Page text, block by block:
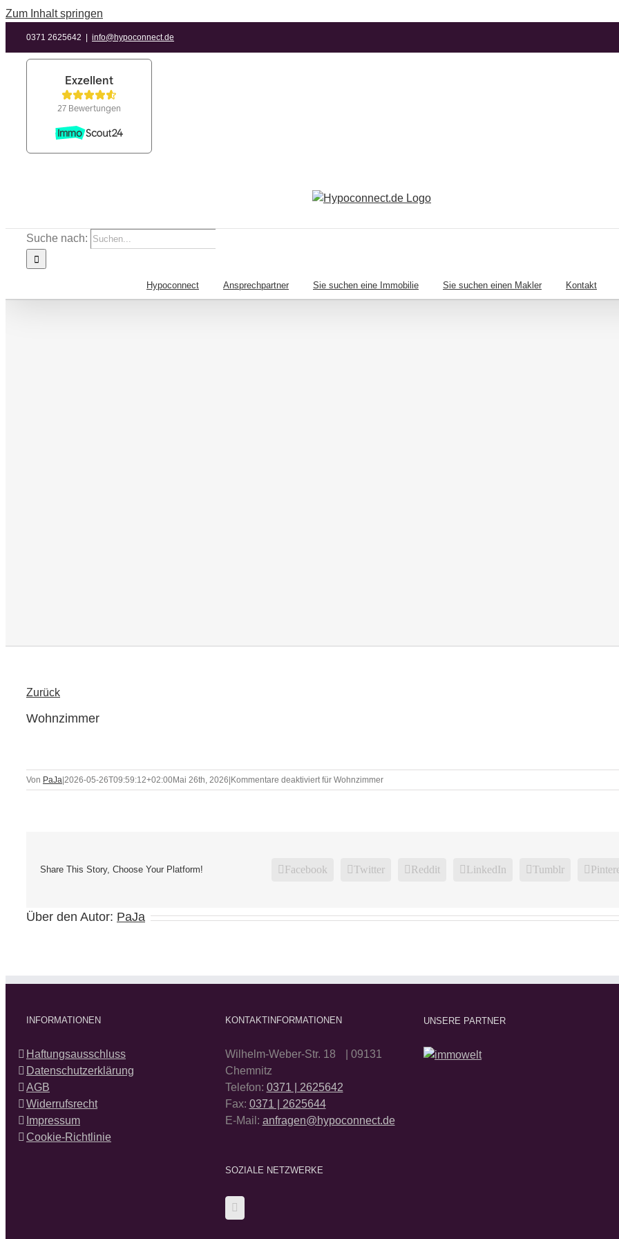
Zum Inhalt springen
0371 2625642 info@hypoconnect.de
Suche nach:
Hypoconnect Ansprechpartner Sie suchen eine Immobilie Sie suchen einen Makler Kontakt
Zurück
Wohnzimmer
Von PaJa 2026-05-26T09:59:12+02:00Mai 26th, 2026 Kommentare deaktiviertfür Wohnzimmer
Share This Story, Choose Your Platform! Facebook Twitter Reddit LinkedIn Tumblr
Über den Autor: PaJa
INFORMATIONEN
Haftungsausschluss
Datenschutzerklärung
AGB
Widerrufsrecht
Impressum
Cookie-Richtlinie
KONTAKTINFORMATIONEN
Wilhelm-Weber-Str. 18 | 09131
Chemnitz
Telefon: 0371 | 2625642
Fax: 0371 | 2625644
E-Mail: anfragen@hypoconnect.de
SOZIALE NETZWERKE
UNSERE PARTNER